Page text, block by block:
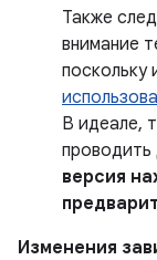
Также
внимание
поскольку
В идеале,
проводить
версия
Изменения